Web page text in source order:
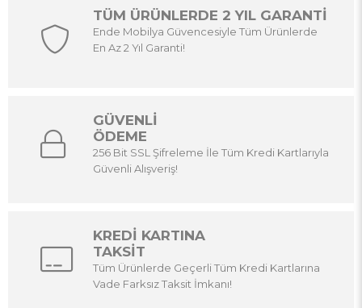
TÜM ÜRÜNLERDE 2 YIL GARANTİ
Ende Mobilya Güvencesiyle Tüm Ürünlerde
En Az 2 Yıl Garanti!
GÜVENLİ
ÖDEME
256 Bit SSL Şifreleme İle Tüm Kredi Kartlarıyla
Güvenli Alışveriş!
KREDİ KARTINA
TAKSİT
Tüm Ürünlerde Geçerli Tüm Kredi Kartlarına
Vade Farksız Taksit İmkanı!